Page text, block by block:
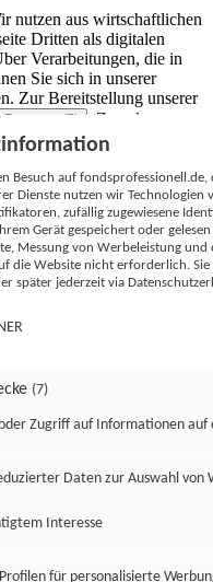
nutzen aus wirtschaftlichen
Dritten als digitalen
Verarbeitungen, die in
Sie sich in unserer
Zur Bereitstellung unserer
Partnern (5)
. Zwecke:
von Werbeleistung
Zielgruppenforschung.
Kennungen (z. B. login-
Kennungen,
mit anderen
usw.) auf
ausgelesen werden, um es
App oder einer Webseite
der hier aufgeführten
Besuch auf
Dienste nutzen wir Technologien
zufällig zugewiesene
Gerät gespeichert oder
Messung von Werbeleistung
die Website nicht erforderlich.
später jederzeit via
(7)
Zugriff auf Informationen auf
Daten zur Auswahl von
Interesse
für personalisierte